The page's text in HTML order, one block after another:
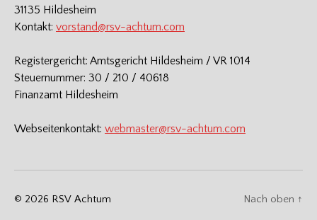
31135 Hildesheim
Kontakt: vorstand@rsv-achtum.com
Registergericht: Amtsgericht Hildesheim / VR 1014
Steuernummer: 30 / 210 / 40618
Finanzamt Hildesheim
Webseitenkontakt: webmaster@rsv-achtum.com
© 2026 RSV Achtum Nach oben ↑